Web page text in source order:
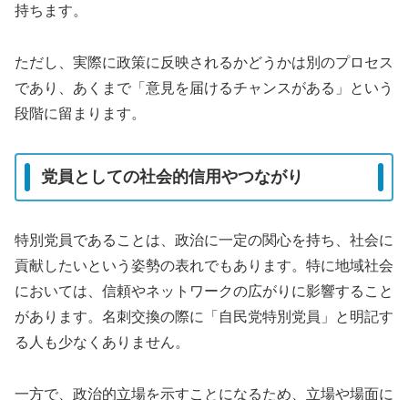
持ちます。
ただし、実際に政策に反映されるかどうかは別のプロセス
であり、あくまで「意見を届けるチャンスがある」という
段階に留まります。
党員としての社会的信用やつながり
特別党員であることは、政治に一定の関心を持ち、社会に
貢献したいという姿勢の表れでもあります。特に地域社会
においては、信頼やネットワークの広がりに影響すること
があります。名刺交換の際に「自民党特別党員」と明記す
る人も少なくありません。
一方で、政治的立場を示すことになるため、立場や場面に